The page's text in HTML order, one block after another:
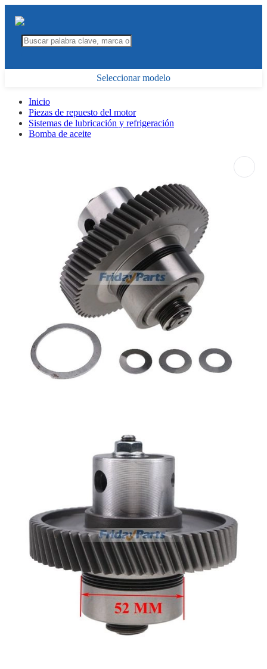
Seleccionar modelo
Inicio
Piezas de repuesto del motor
Sistemas de lubricación y refrigeración
Bomba de aceite